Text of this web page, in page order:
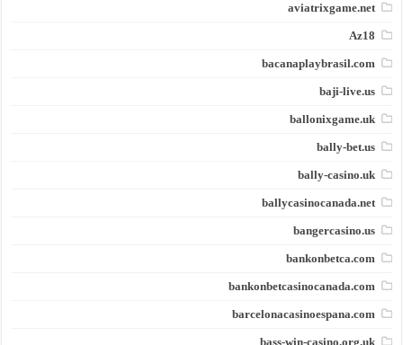
aviatrixgame.net
Az18
bacanaplaybrasil.com
baji-live.us
ballonixgame.uk
bally-bet.us
bally-casino.uk
ballycasinocanada.net
bangercasino.us
bankonbetca.com
bankonbetcasinocanada.com
barcelonacasinoespana.com
bass-win-casino.org.uk